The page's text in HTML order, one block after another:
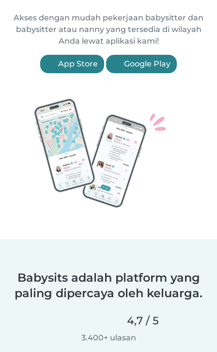
Akses dengan mudah pekerjaan babysitter dan
babysitter atau nanny yang tersedia di wilayah
Anda lewat aplikasi kami!
App Store Google Play
Babysits adalah platform yang
paling dipercaya oleh keluarga.
4,7 / 5
3.400+ ulasan